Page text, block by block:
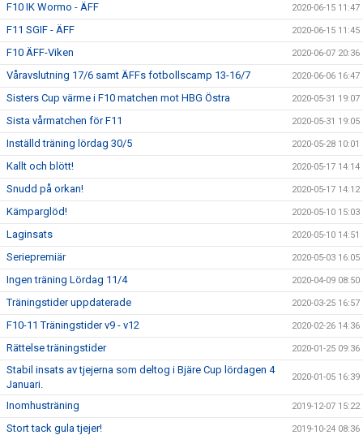
F10 IK Wormo - ÄFF 2020-06-15 11:47
F11 SGIF - ÄFF 2020-06-15 11:45
F10 ÄFF-Viken 2020-06-07 20:36
Våravslutning 17/6 samt ÄFFs fotbollscamp 13-16/7 2020-06-06 16:47
Sisters Cup värme i F10 matchen mot HBG Östra 2020-05-31 19:07
Sista vårmatchen för F11 2020-05-31 19:05
Inställd träning lördag 30/5 2020-05-28 10:01
Kallt och blött! 2020-05-17 14:14
Snudd på orkan! 2020-05-17 14:12
Kämparglöd! 2020-05-10 15:03
Laginsats 2020-05-10 14:51
Seriepremiär 2020-05-03 16:05
Ingen träning Lördag 11/4 2020-04-09 08:50
Träningstider uppdaterade 2020-03-25 16:57
F10-11 Träningstider v9 - v12 2020-02-26 14:36
Rättelse träningstider 2020-01-25 09:36
Stabil insats av tjejerna som deltog i Bjäre Cup lördagen 4
Januari.
2020-01-05 16:39
Inomhusträning 2019-12-07 15:22
Stort tack gula tjejer! 2019-10-24 08:36